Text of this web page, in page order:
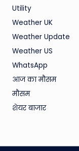
Utility
Weather UK
Weather Update
Weather US
WhatsApp
आज का मौसम
मौसम
शेयर बाजार